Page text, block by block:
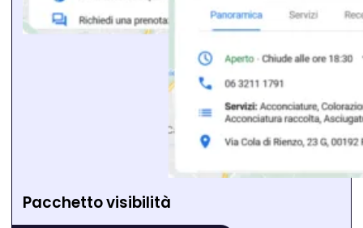
Pacchetto visibilità